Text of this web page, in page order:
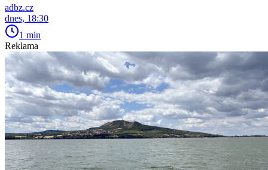
adbz.cz
dnes, 18:30
1 min
Reklama